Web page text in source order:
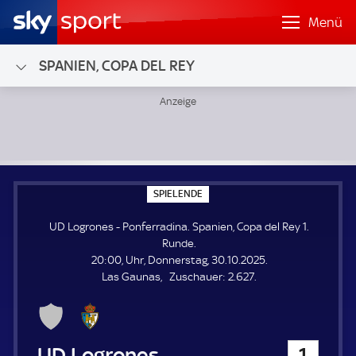
Menü
SPANIEN, COPA DEL REY
SPIELENDE
P
E
N
E
UD Logrones - Ponferradina. Spanien, Copa del Rey 1.
Runde.
20:00, Uhr, Donnerstag, 30.10.2025.
Las Gaunas
Zuschauer: Z
2.627.